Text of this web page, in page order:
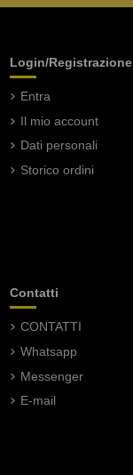
Login/Registrazione
Entra
Il mio account
Dati personali
Storico ordini
Contatti
CONTATTI
Whatsapp
Messenger
E-mail